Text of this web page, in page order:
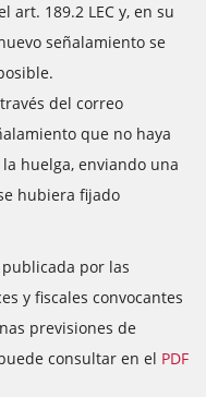
art. 189.2 LEC y, en su
señalamiento se
del correo
que no haya
huelga, enviando una
hubiera fijado
por las
y fiscales convocantes
previsiones de
consultar en el PDF